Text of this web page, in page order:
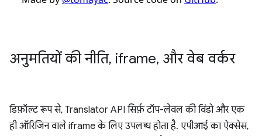
अनुमतियों की नीति, iframe, और वेब वर्कर
डिफ़ॉल्ट रूप से, Translator API सिर्फ़ टॉप-लेवल की विंडो और एक
ही ऑरिजिन वाले iframe के लिए उपलब्ध होता है. एपीआई का ऐक्सेस,